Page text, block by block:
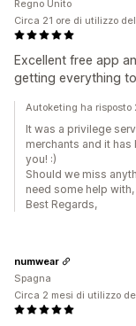
Excellent free app
getting everything
Regno Unito
Circa 21 ore di utilizzo
Autoketing ha risposto
It was a privilege
merchants and it
you! :)
Should we miss
need some help
Best Regards,
numwear
Spagna
Circa 2 mesi di utilizzo